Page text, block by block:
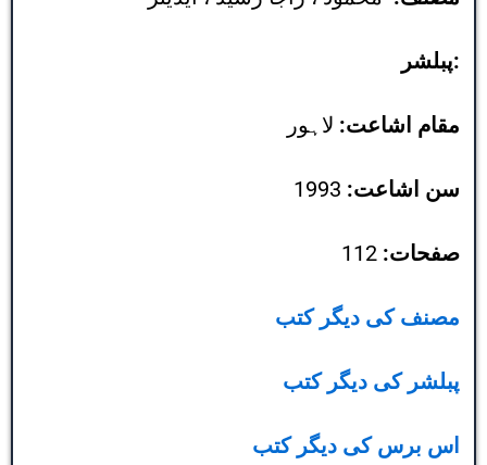
پبلشر:
مقام اشاعت: لاہور
سن اشاعت:
صفحات: 112
مصنف کی دیگر کتب
پبلشر کی دیگر کتب
اس برس کی دیگر کتب